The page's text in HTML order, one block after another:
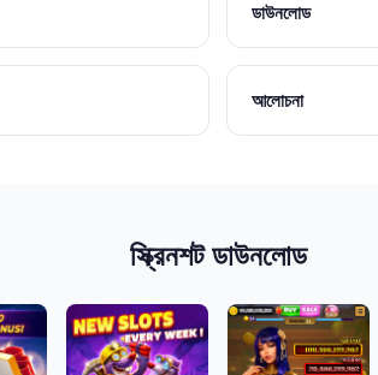
ডাউনলোড
আলোচনা
স্ক্রিনশট ডাউনলোড